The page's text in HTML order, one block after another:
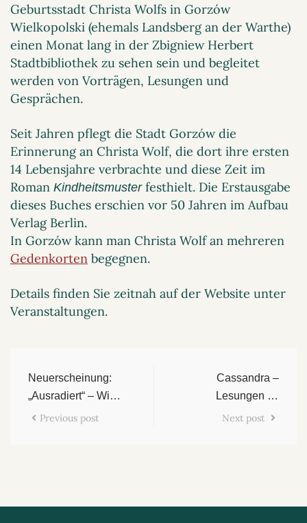
Geburtsstadt Christa Wolfs in Gorzów
Wielkopolski (ehemals Landsberg an der Warthe)
einen Monat lang in der Zbigniew Herbert
Stadtbibliothek zu sehen sein und begleitet
werden von Vorträgen, Lesungen und
Gesprächen.
Seit Jahren pflegt die Stadt Gorzów die
Erinnerung an Christa Wolf, die dort ihre ersten
14 Lebensjahre verbrachte und diese Zeit im
Roman Kindheitsmuster festhielt. Die Erstausgabe
dieses Buches erschien vor 50 Jahren im Aufbau
Verlag Berlin.
In Gorzów kann man Christa Wolf an mehreren
Gedenkorten begegnen.
Details finden Sie zeitnah auf der Website unter
Veranstaltungen.
Neuerscheinung:
„Ausradiert“ – Wie
die Literatur der
Previous post
Cassandra –
Lesungen im
italienischen
Next post